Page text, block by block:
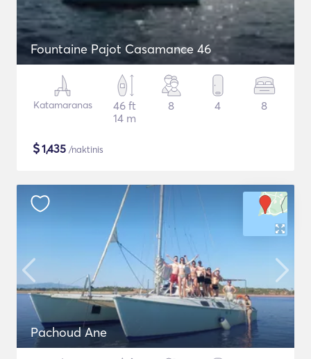
Fountaine Pajot Casamance 46
Katamaranas
46 ft
14 m
8 4 8
$1,435 /naktinis
Pachoud Ane